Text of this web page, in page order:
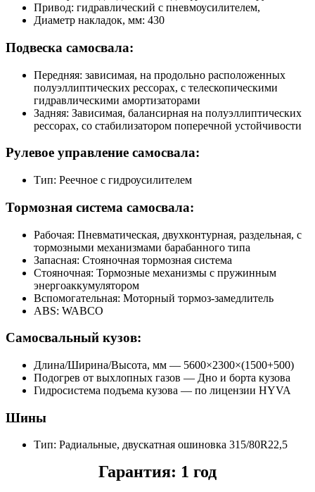
Привод: гидравлический с пневмоусилителем,
Диаметр накладок, мм: 430
Подвеска самосвала:
Передняя: зависимая, на продольно расположенных
полуэллиптических рессорах, с телескопическими
гидравлическими амортизаторами
Задняя: Зависимая, балансирная на полуэллиптических
рессорах, со стабилизатором поперечной устойчивости
Рулевое управление самосвала:
Тип: Реечное с гидроусилителем
Тормозная система самосвала:
Рабочая: Пневматическая, двухконтурная, раздельная, с
тормозными механизмами барабанного типа
Запасная: Стояночная тормозная система
Стояночная: Тормозные механизмы с пружинным
энергоаккумулятором
Вспомогательная: Моторный тормоз-замедлитель
ABS: WABCO
Самосвальный кузов:
Длина/Ширина/Высота, мм — 5600×2300×(1500+500)
Подогрев от выхлопных газов — Дно и борта кузова
Гидросистема подъема кузова — по лицензии HYVA
Шины
Тип: Радиальные, двускатная ошиновка 315/80R22,5
Гарантия: 1 год